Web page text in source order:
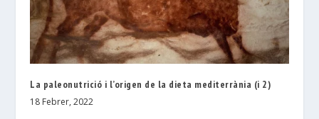
La paleonutrició i l’origen de la dieta mediterrània (i 2)
18 Febrer, 2022